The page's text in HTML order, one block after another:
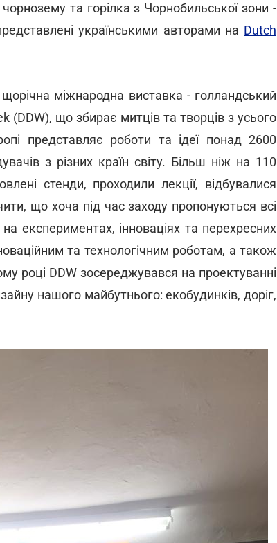
та горілка з Чорнобильської зони -
українськими авторами на Dutch
міжнародна виставка - голландський
що збирає митців та творців з усього
представляє роботи та ідеї понад 2600
з різних країн світу. Більш ніж на 110
стенди, проходили лекції, відбувалися
що хоча під час заходу пропонуються всі
експериментах, інноваціях та перехресних
та технологічним роботам, а також
році DDW зосереджувався на проектуванні
нашого майбутнього: екобудинків, доріг,